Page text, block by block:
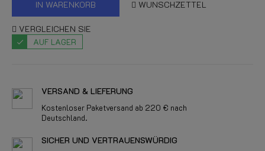
IN WARENKORB WUNSCHZETTEL
VERGLEICHEN SIE
AUF LAGER
VERSAND & LIEFERUNG
Kostenloser Paketversand ab 220 € nach
Deutschland.
SICHER UND VERTRAUENSWÜRDIG